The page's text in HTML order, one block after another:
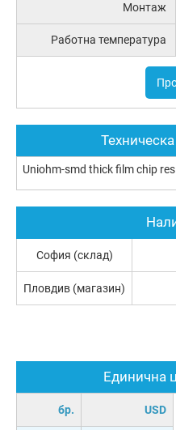
Монтаж
Работна температура
Uniohm-smd thick film chip
Единична
бр. USD
София (склад)
Пловдив (магазин)